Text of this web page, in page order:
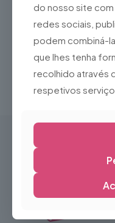
Equation IFH04-33E
35,00€
do nosso site
redes sociais,
podem combiná-
que lhes tenha
recolhido através
respetivos